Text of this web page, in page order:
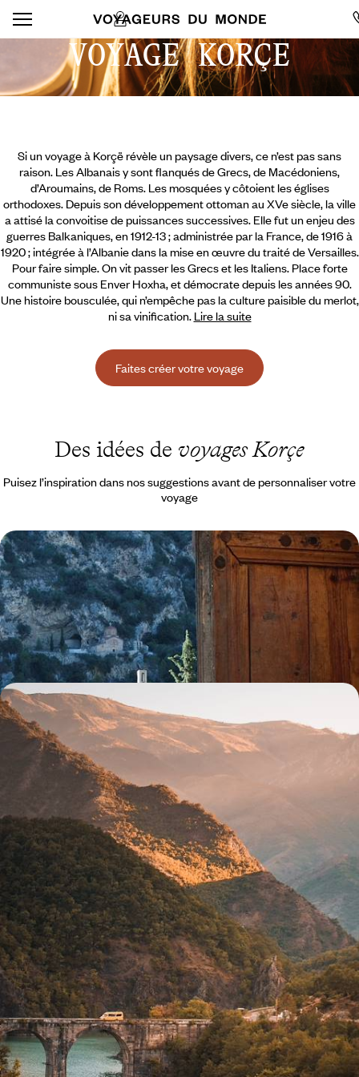
VOYAGE KORÇE
Si un voyage à Korçë révèle un paysage divers, ce n’est pas sans
raison. Les Albanais y sont flanqués de Grecs, de Macédoniens,
d’Aroumains, de Roms. Les mosquées y côtoient les églises
orthodoxes. Depuis son développement ottoman au XVe siècle, la ville
a attisé la convoitise de puissances successives. Elle fut un enjeu des
guerres Balkaniques, en 1912-13 ; administrée par la France, de 1916 à
1920 ; intégrée à l’Albanie dans la mise en œuvre du traité de Versailles.
Pour faire simple. On vit passer les Grecs et les Italiens. Place forte
communiste sous Enver Hoxha, et démocrate depuis les années 90.
Une histoire bousculée, qui n’empêche pas la culture paisible du merlot,
ni sa vinification. Lire la suite
Faites créer votre voyage
Des idées de voyages Korçe
Puisez l’inspiration dans nos suggestions avant de personnaliser votre
voyage
Albanie, Macédoine du Nord et Kosovo - Road-trip
au cœur des Balkans
En deux semaines, pour prendre le pouls de trois pays cosmopolites,
attachants et hors des radars
15 jours, de 2400 à 3400 €
Les montagnes, la mer et l’Histoire - Grand tour de
l'Albanie
Aller par monts et par vaux à travers tout le pays, du lac d’Ohrid à la
mer Ionienne, de Gjirokastër à Berat
15 jours, de 2400 à 3100 €
1
Le GuideKorçe
Conseils pratiques, témoignages et inspirations pour bien préparer son
voyage